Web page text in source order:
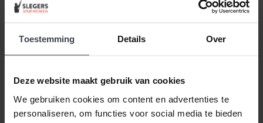
Toestemming Details Over
Deze website maakt gebruik van cookies
We gebruiken cookies om content en advertenties te
personaliseren, om functies voor social media te bieden
Behangklare wanden
Meer nieuws